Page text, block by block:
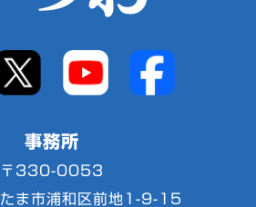
事務所
〒330-0053
ま市浦和区前地1-9-15